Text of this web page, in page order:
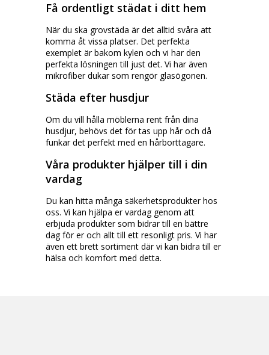
Få ordentligt städat i ditt hem
När du ska grovstäda är det alltid svåra att
komma åt vissa platser. Det perfekta
exemplet är bakom kylen och vi har den
perfekta lösningen till just det. Vi har även
mikrofiber dukar som rengör glasögonen.
Städa efter husdjur
Om du vill hålla möblerna rent från dina
husdjur, behövs det för tas upp hår och då
funkar det perfekt med en hårborttagare.
Våra produkter hjälper till i din
vardag
Du kan hitta många säkerhetsprodukter hos
oss. Vi kan hjälpa er vardag genom att
erbjuda produkter som bidrar till en bättre
dag för er och allt till ett resonligt pris. Vi har
även ett brett sortiment där vi kan bidra till er
hälsa och komfort med detta.